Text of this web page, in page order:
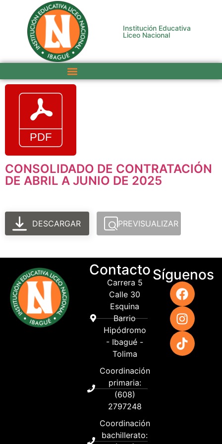
Institución Educativa
Liceo Nacional
CONSOLIDADO DE CONTRATACIÓN
DE ABRIL A JUNIO DE 2025
DESCARGAR PREVISUALIZAR
Contacto
Carrera 5
Calle 30
Esquina
Barrio
Hipódromo
- Ibagué -
Tolima
Coordinación
primaria:
(608)
2797248
Coordinación
bachillerato:
Síguenos